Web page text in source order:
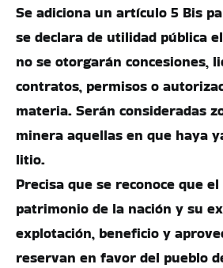
Se adiciona un artículo 5 Bis
se declara de utilidad pública
no se otorgarán concesiones,
contratos, permisos o
materia. Serán consideradas
minera aquellas en que haya
litio.
Precisa que se reconoce que
patrimonio de la nación y su
explotación, beneficio y
reservan en favor del pueblo